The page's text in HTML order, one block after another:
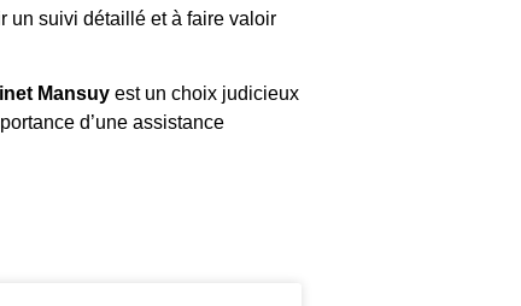
un suivi détaillé et à faire valoir
Mansuy est un choix judicieux
d’une assistance